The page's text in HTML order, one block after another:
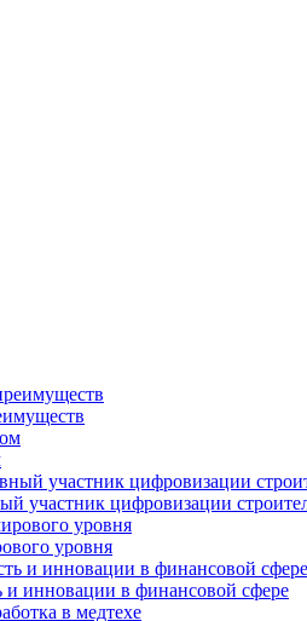
участник цифровизации
уровня
и инновации в финансовой сфере